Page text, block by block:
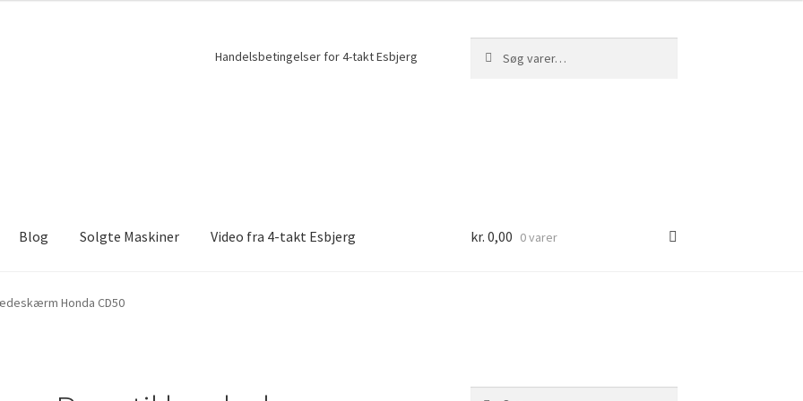
Handelsbetingelser for 4-takt Esbjerg
efter:
Blog Solgte Maskiner Video fra 4-takt Esbjerg kr. 0,00 0 varer
Honda CD50